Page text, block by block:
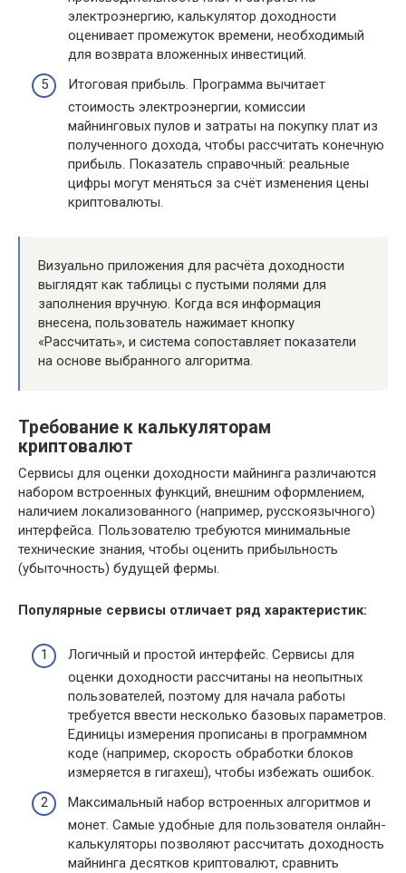
электроэнергию, калькулятор доходности
оценивает промежуток времени, необходимый
для возврата вложенных инвестиций.
Итоговая прибыль. Программа вычитает
стоимость электроэнергии, комиссии
майнинговых пулов и затраты на покупку плат из
полученного дохода, чтобы рассчитать конечную
прибыль. Показатель справочный: реальные
цифры могут меняться за счёт изменения цены
криптовалюты.
Визуально приложения для расчёта доходности
выглядят как таблицы с пустыми полями для
заполнения вручную. Когда вся информация
внесена, пользователь нажимает кнопку
«Рассчитать», и система сопоставляет показатели
на основе выбранного алгоритма.
Требование к калькуляторам
криптовалют
Сервисы для оценки доходности майнинга различаются
набором встроенных функций, внешним оформлением,
наличием локализованного (например, русскоязычного)
интерфейса. Пользователю требуются минимальные
технические знания, чтобы оценить прибыльность
(убыточность) будущей фермы.
Популярные сервисы отличает ряд характеристик:
Логичный и простой интерфейс. Сервисы для
оценки доходности рассчитаны на неопытных
пользователей, поэтому для начала работы
требуется ввести несколько базовых параметров.
Единицы измерения прописаны в программном
коде (например, скорость обработки блоков
измеряется в гигахеш), чтобы избежать ошибок.
Максимальный набор встроенных алгоритмов и
монет. Самые удобные для пользователя онлайн-
калькуляторы позволяют рассчитать доходность
майнинга десятков криптовалют, сравнить